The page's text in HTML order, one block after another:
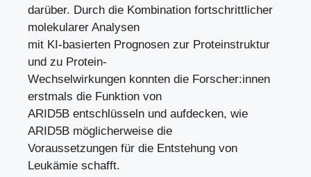
darüber. Durch die Kombination fortschrittlicher
molekularer Analysen
mit KI-basierten Prognosen zur Proteinstruktur
und zu Protein-
Wechselwirkungen konnten die Forscher:innen
erstmals die Funktion von
ARID5B entschlüsseln und aufdecken, wie
ARID5B möglicherweise die
Voraussetzungen für die Entstehung von
Leukämie schafft.